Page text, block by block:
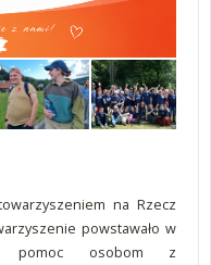
na Rzecz
powstawało w
pomoc osobom z